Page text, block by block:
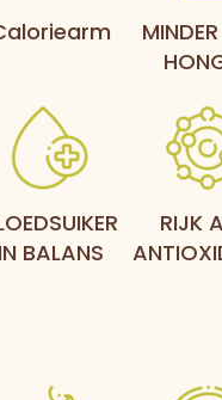
IN BALANS
RIJK